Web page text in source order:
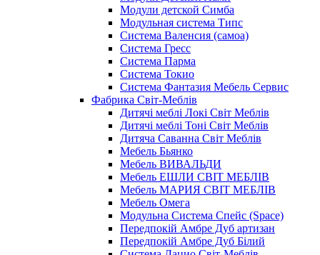
Модули детской Симба
Модульная система Типс
Система Валенсия (самоа)
Система Гресс
Система Парма
Система Токио
Система Фантазия Мебель Сервис
Фабрика Світ-Меблів
Дитячі меблі Локі Світ Меблів
Дитячі меблі Тоні Світ Меблів
Дитяча Саванна Світ Меблів
Мебель Бьянко
Мебель ВИВАЛЬДИ
Мебель ЕШЛИ СВІТ МЕБЛІВ
Мебель МАРИЯ СВІТ МЕБЛІВ
Мебель Омега
Модульна Cистема Спейс (Space)
Передпокій Амбре Дуб артизан
Передпокій Амбре Дуб Білий